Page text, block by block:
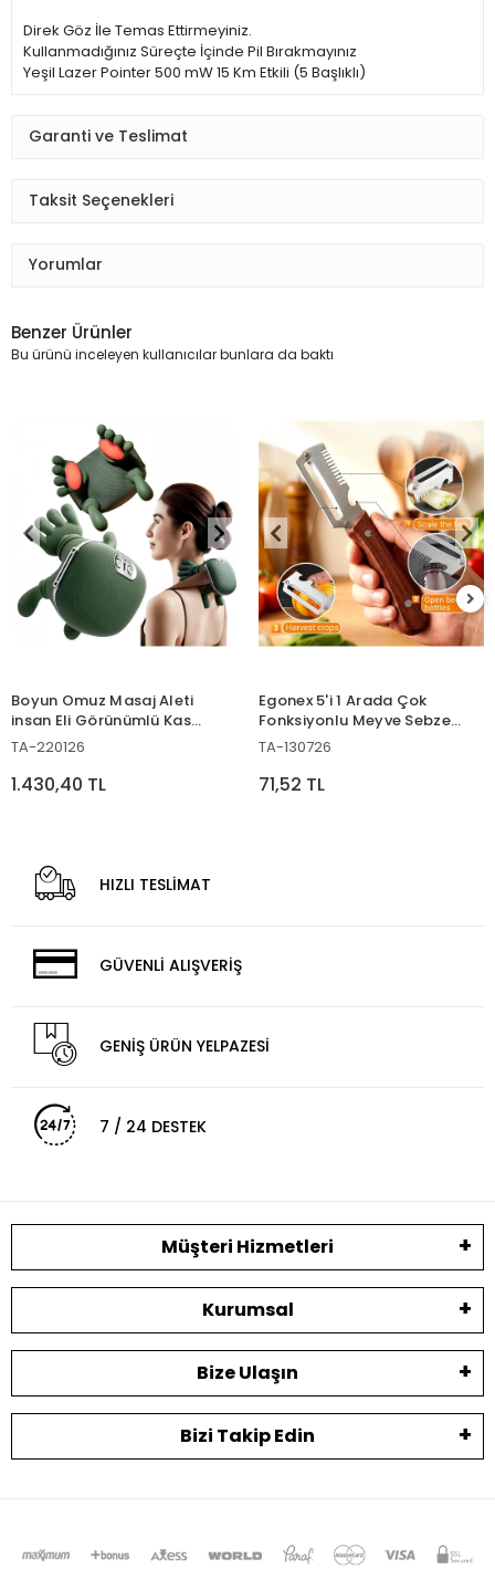
Direk Göz İle Temas Ettirmeyiniz.
Kullanmadığınız Süreçte İçinde Pil Bırakmayınız
Yeşil Lazer Pointer 500 mW 15 Km Etkili (5 Başlıklı)
Garanti ve Teslimat
Taksit Seçenekleri
Yorumlar
Benzer Ürünler
Bu ürünü inceleyen kullanıcılar bunlara da baktı
Boyun Omuz Masaj Aleti
insan Eli Görünümlü Kas
Masaj Aleti
TA-220126
1.430,40 TL
Egonex 5'i 1 Arada Çok
Fonksiyonlu Meyve Sebze
Soyacağı, Jülyen Dilimleyici
Saplı Paslanmaz Çelik
TA-130726
71,52 TL
HIZLI TESLİMAT
GÜVENLİ ALIŞVERİŞ
GENİŞ ÜRÜN YELPAZESİ
7 / 24 DESTEK
Müşteri Hizmetleri
Kurumsal
Bize Ulaşın
Bizi Takip Edin